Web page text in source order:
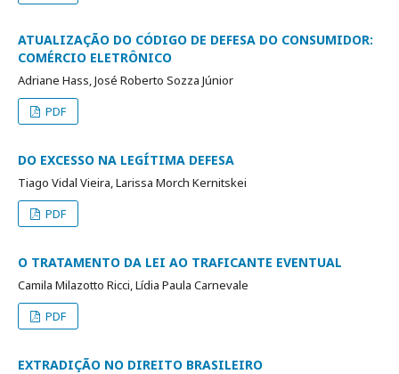
ATUALIZAÇÃO DO CÓDIGO DE DEFESA DO CONSUMIDOR:
COMÉRCIO ELETRÔNICO
Adriane Hass, José Roberto Sozza Júnior
PDF
DO EXCESSO NA LEGÍTIMA DEFESA
Tiago Vidal Vieira, Larissa Morch Kernitskei
PDF
O TRATAMENTO DA LEI AO TRAFICANTE EVENTUAL
Camila Milazotto Ricci, Lídia Paula Carnevale
PDF
EXTRADIÇÃO NO DIREITO BRASILEIRO